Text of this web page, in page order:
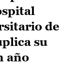
de
su
año